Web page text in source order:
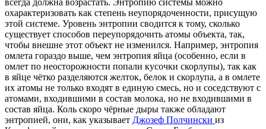
всегда должна возрастать. Энтропию системы можно
охарактеризовать как степень неупорядоченности, присущую
этой системе. Уровень энтропии сводится к тому, сколько
существует способов переупорядочить атомы объекта, так,
чтобы внешне этот объект не изменился. Например, энтропия
омлета гораздо выше, чем энтропия яйца (особенно, если в
омлет по неосторожности попали кусочки скорлупы), так как
в яйце чётко разделяются желток, белок и скорлупа, а в омлете
их атомы не только входят в единую смесь, но и соседствуют с
атомами, входившими в состав молока, но не входившими в
состав яйца. Коль скоро чёрные дыры также обладают
энтропией, они, как указывает Джозеф Полчински из